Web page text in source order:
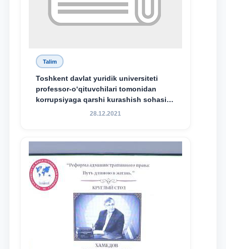
Talim
Toshkent davlat yuridik universiteti
professor-o‘qituvchilari tomonidan
korrupsiyaga qarshi kurashish sohasida
amalga oshirilayotgan islohotlar hamda
maqsadida xorijiy va mahalliy ilmiy
nashrlarda chop etilgan maqolalar
dayjesti
28.12.2021